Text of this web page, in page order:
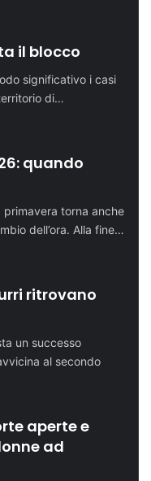
il blocco
significativo i casi
di…
quando
primavera torna anche
dell’ora. Alla fine…
ritrovano
un successo
al secondo
aperte e
ad